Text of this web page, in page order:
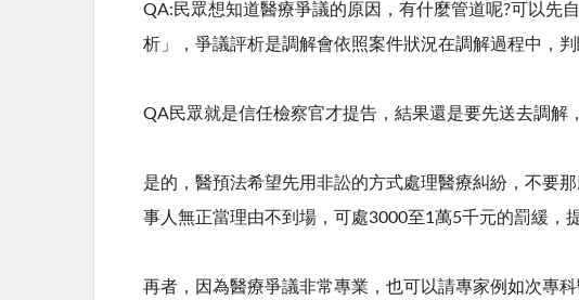
QA:民眾想知道醫療爭議的原因，有什麼管道呢?可以先
析」，爭議評析是調解會依照案件狀況在調解過程中，
QA民眾就是信任檢察官才提告，結果還是要先送去調解
是的，醫預法希望先用非訟的方式處理醫療糾紛，不要
事人無正當理由不到場，可處3000至1萬5千元的罰緩，
再者，因為醫療爭議非常專業，也可以請專家例如次專